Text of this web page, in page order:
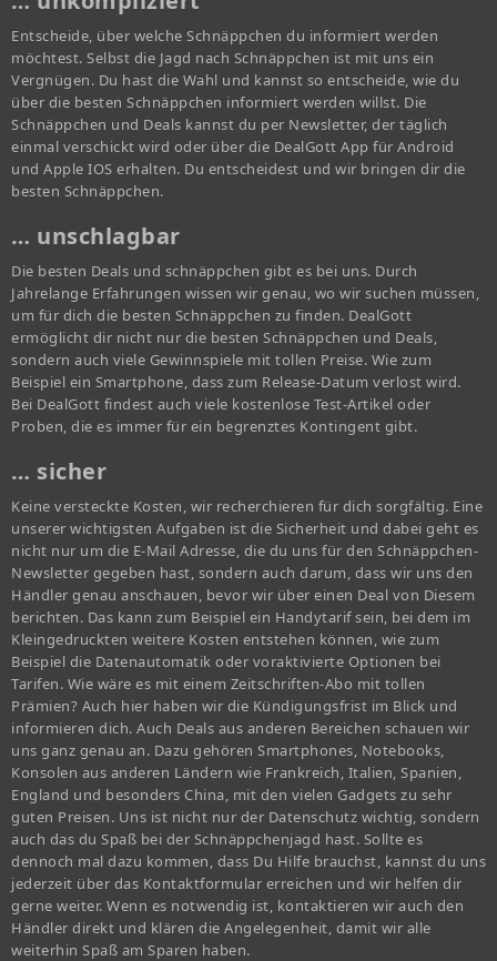
Entscheide, über welche Schnäppchen du informiert werden
möchtest. Selbst die Jagd nach Schnäppchen ist mit uns ein
Vergnügen. Du hast die Wahl und kannst so entscheide, wie du
über die besten Schnäppchen informiert werden willst. Die
Schnäppchen und Deals kannst du per Newsletter, der täglich
einmal verschickt wird oder über die DealGott App für Android
und Apple IOS erhalten. Du entscheidest und wir bringen dir die
besten Schnäppchen.
… unschlagbar
Die besten Deals und schnäppchen gibt es bei uns. Durch
Jahrelange Erfahrungen wissen wir genau, wo wir suchen müssen,
um für dich die besten Schnäppchen zu finden. DealGott
ermöglicht dir nicht nur die besten Schnäppchen und Deals,
sondern auch viele Gewinnspiele mit tollen Preise. Wie zum
Beispiel ein Smartphone, dass zum Release-Datum verlost wird.
Bei DealGott findest auch viele kostenlose Test-Artikel oder
Proben, die es immer für ein begrenztes Kontingent gibt.
… sicher
Keine versteckte Kosten, wir recherchieren für dich sorgfältig. Eine
unserer wichtigsten Aufgaben ist die Sicherheit und dabei geht es
nicht nur um die E-Mail Adresse, die du uns für den Schnäppchen-
Newsletter gegeben hast, sondern auch darum, dass wir uns den
Händler genau anschauen, bevor wir über einen Deal von Diesem
berichten. Das kann zum Beispiel ein Handytarif sein, bei dem im
Kleingedruckten weitere Kosten entstehen können, wie zum
Beispiel die Datenautomatik oder voraktivierte Optionen bei
Tarifen. Wie wäre es mit einem Zeitschriften-Abo mit tollen
Prämien? Auch hier haben wir die Kündigungsfrist im Blick und
informieren dich. Auch Deals aus anderen Bereichen schauen wir
uns ganz genau an. Dazu gehören Smartphones, Notebooks,
Konsolen aus anderen Ländern wie Frankreich, Italien, Spanien,
England und besonders China, mit den vielen Gadgets zu sehr
guten Preisen. Uns ist nicht nur der Datenschutz wichtig, sondern
auch das du Spaß bei der Schnäppchenjagd hast. Sollte es
dennoch mal dazu kommen, dass Du Hilfe brauchst, kannst du uns
jederzeit über das Kontaktformular erreichen und wir helfen dir
gerne weiter. Wenn es notwendig ist, kontaktieren wir auch den
Händler direkt und klären die Angelegenheit, damit wir alle
weiterhin Spaß am Sparen haben.